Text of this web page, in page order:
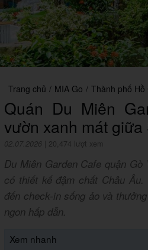
Trang chủ / MIA Go / Thành phố Hồ
Quán Du Miên
vườn xanh mát giữa
02.07.2026 20,474 lượt xem
Du Miên Garden Cafe quận
có thiết kế đậm chất Châu
đến check-in sống ảo và
ngon hấp dẫn.
Xem nhanh